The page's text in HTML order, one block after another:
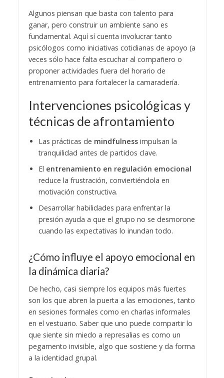
Algunos piensan que basta con talento para
ganar, pero construir un ambiente sano es
fundamental. Aquí sí cuenta involucrar tanto
psicólogos como iniciativas cotidianas de apoyo (a
veces sólo hace falta escuchar al compañero o
proponer actividades fuera del horario de
entrenamiento para fortalecer la camaradería.
Intervenciones psicológicas y
técnicas de afrontamiento
Las prácticas de mindfulnessimpulsan la
tranquilidad antes de partidos clave.
El entrenamiento en regulación emocional
reduce la frustración, conviertiéndola en
motivación constructiva.
Desarrollar habilidades para enfrentar la
presión ayuda a que el grupo no se desmorone
cuando las expectativas lo inundan todo.
¿Cómo influye el apoyo emocional en
la dinámica diaria?
De hecho, casi siempre los equipos más fuertes
son los que abren la puerta a las emociones, tanto
en sesiones formales como en charlas informales
en el vestuario. Saber que uno puede compartir lo
que siente sin miedo a represalias es como un
pegamento invisible, algo que sostiene y da forma
a la identidad grupal.